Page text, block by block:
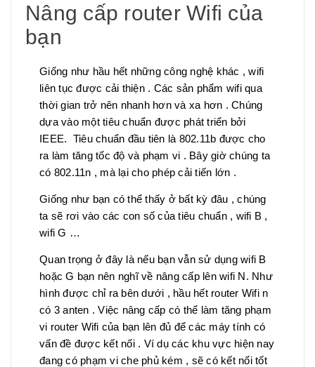
Nâng cấp router Wifi của
bạn
Giống như hầu hết những công nghệ khác , wifi
liên tục được cải thiện . Các sản phẩm wifi qua
thời gian trở nên nhanh hơn và xa hơn . Chúng
dựa vào một tiêu chuẩn được phát triển bởi
IEEE. Tiêu chuẩn đầu tiên là 802.11b được cho
ra làm tăng tốc độ và phạm vi . Bây giờ chúng ta
có 802.11n , mà lại cho phép cải tiến lớn .
Giống như bạn có thể thấy ở bất kỳ đâu , chúng
ta sẽ rơi vào các con số của tiêu chuẩn , wifi B ,
wifi G …
Quan trọng ở đây là nếu bạn vẫn sử dụng wifi B
hoặc G bạn nên nghĩ về nâng cấp lên wifi N. Như
hình được chỉ ra bên dưới , hầu hết router Wifi n
có 3 anten . Việc nâng cấp có thể làm tăng phạm
vi router Wifi của bạn lên đủ để các máy tính có
vấn đề được kết nối . Ví dụ các khu vực hiện nay
đang có phạm vi che phủ kém , sẽ có kết nối tốt